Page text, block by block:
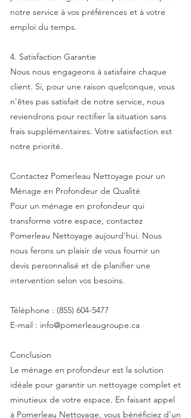
notre service à vos préférences et à votre
emploi du temps.
4. Satisfaction Garantie
Nous nous engageons à satisfaire chaque
client. Si, pour une raison quelconque, vous
n'êtes pas satisfait de notre service, nous
reviendrons pour rectifier la situation sans
frais supplémentaires. Votre satisfaction est
notre priorité.
Contactez Pomerleau Nettoyage pour un
Ménage en Profondeur de Qualité
Pour un ménage en profondeur qui
transforme votre espace, contactez
Pomerleau Nettoyage aujourd'hui. Nous
nous ferons un plaisir de vous fournir un
devis personnalisé et de planifier une
intervention selon vos besoins.
Téléphone : (855) 604-5477
E-mail : info@pomerleaugroupe.ca
Conclusion
Le ménage en profondeur est la solution
idéale pour garantir un nettoyage complet et
minutieux de votre espace. En faisant appel
à Pomerleau Nettoyage, vous bénéficiez d’un